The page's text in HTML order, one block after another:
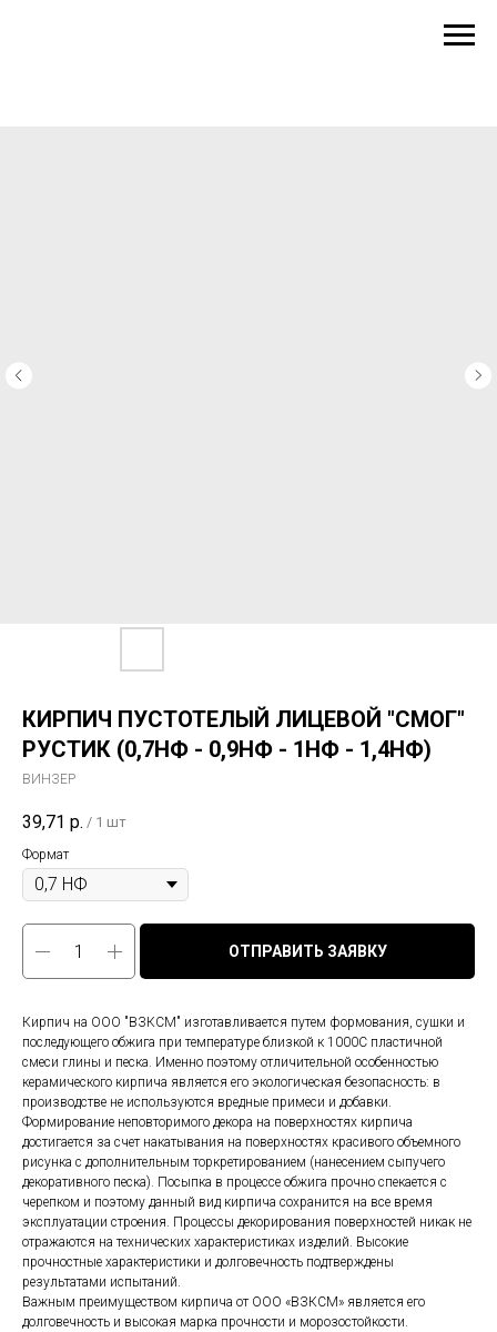
КИРПИЧ ПУСТОТЕЛЫЙ ЛИЦЕВОЙ "СМОГ"
РУСТИК (0,7НФ - 0,9НФ - 1НФ - 1,4НФ)
ВИНЗЕР
39,71 р. / 1 шт
Формат
ОТПРАВИТЬ ЗАЯВКУ
Кирпич на ООО "ВЗКСМ" изготавливается путем формования, сушки и
последующего обжига при температуре близкой к 1000С пластичной
смеси глины и песка. Именно поэтому отличительной особенностью
керамического кирпича является его экологическая безопасность: в
производстве не используются вредные примеси и добавки.
Формирование неповторимого декора на поверхностях кирпича
достигается за счет накатывания на поверхностях красивого объемного
рисунка с дополнительным торкретированием (нанесением сыпучего
декоративного песка). Посыпка в процессе обжига прочно спекается с
черепком и поэтому данный вид кирпича сохранится на все время
эксплуатации строения. Процессы декорирования поверхностей никак не
отражаются на технических характеристиках изделий. Высокие
прочностные характеристики и долговечность подтверждены
результатами испытаний.
Важным преимуществом кирпича от ООО «ВЗКСМ» является его
долговечность и высокая марка прочности и морозостойкости.